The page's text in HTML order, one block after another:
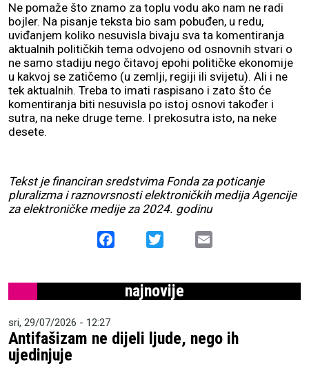
Ne pomaže što znamo za toplu vodu ako nam ne radi
bojler. Na pisanje teksta bio sam pobuđen, u redu,
uviđanjem koliko nesuvisla bivaju sva ta komentiranja
aktualnih političkih tema odvojeno od osnovnih stvari o
ne samo stadiju nego čitavoj epohi političke ekonomije
u kakvoj se zatičemo (u zemlji, regiji ili svijetu). Ali i ne
tek aktualnih. Treba to imati raspisano i zato što će
komentiranja biti nesuvisla po istoj osnovi također i
sutra, na neke druge teme. I prekosutra isto, na neke
desete.
Tekst je financiran sredstvima Fonda za poticanje
pluralizma i raznovrsnosti elektroničkih medija Agencije
za elektroničke medije za 2024. godinu
Facebook
najnovije
sri, 29/07/2026 - 12:27
Antifašizam ne dijeli ljude, nego ih
ujedinjuje